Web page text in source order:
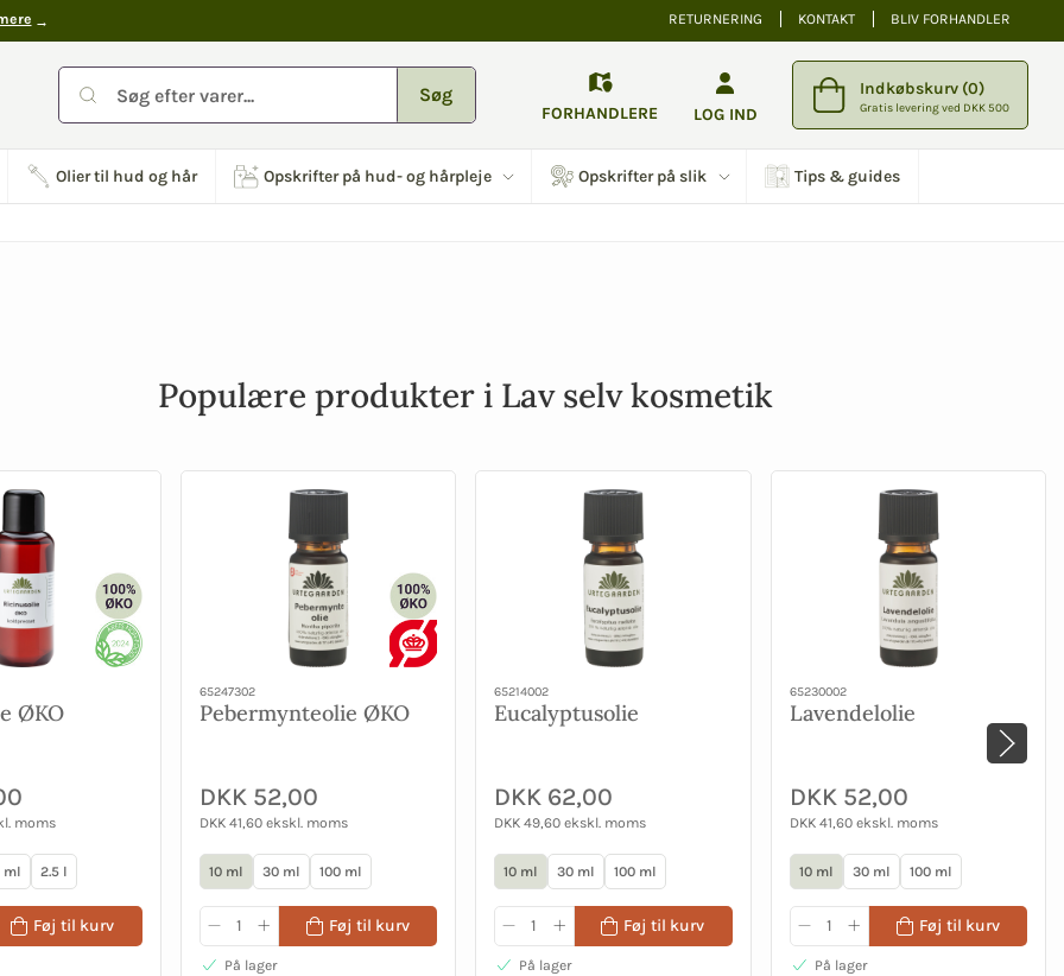
RETURNERING KONTAKT BLIV FORHANDLER
Søg
FORHANDLERE LOG IND
Indkøbskurv (0)
Gratis levering ved DKK 500
Olier til hud og hår Opskrifter på hud- og hårpleje Opskrifter på slik Tips & guides
Populære produkter i Lav selv kosmetik
ØKO
moms
ml 2.5 l
Føj til kurv
65247302
Pebermynteolie ØKO
DKK 52,00
DKK 41,60 ekskl. moms
10 ml 30 ml 100 ml
Føj til kurv
På lager
65214002
Eucalyptusolie
DKK 62,00
DKK 49,60 ekskl. moms
10 ml 30 ml 100 ml
Føj til kurv
På lager
65230002
Lavendelolie
DKK 52,00
DKK 41,60 ekskl. moms
10 ml 30 ml 100 ml
Føj til kurv
På lager